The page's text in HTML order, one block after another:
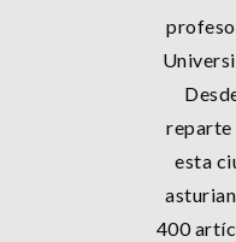
reparte
esta
400